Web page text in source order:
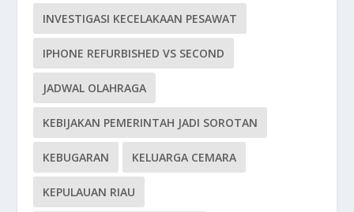
INVESTIGASI KECELAKAAN PESAWAT
IPHONE REFURBISHED VS SECOND
JADWAL OLAHRAGA
KEBIJAKAN PEMERINTAH JADI SOROTAN
KEBUGARAN KELUARGA CEMARA
KEPULAUAN RIAU